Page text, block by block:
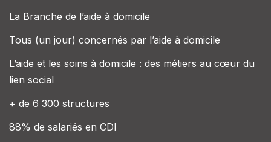
La Branche de l’aide à domicile
Tous (un jour) concernés par l’aide à domicile
L’aide et les soins à domicile : des métiers au cœur du
lien social
+ de 6 300 structures
88% de salariés en CDI